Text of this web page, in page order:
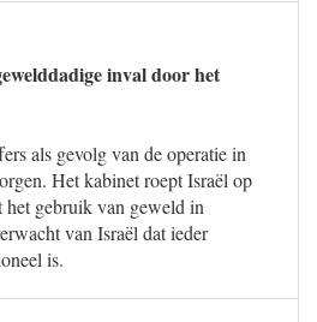
inval door het
als gevolg van de operatie in
Het kabinet roept Israël op
het gebruik van geweld in
van Israël dat ieder
is.